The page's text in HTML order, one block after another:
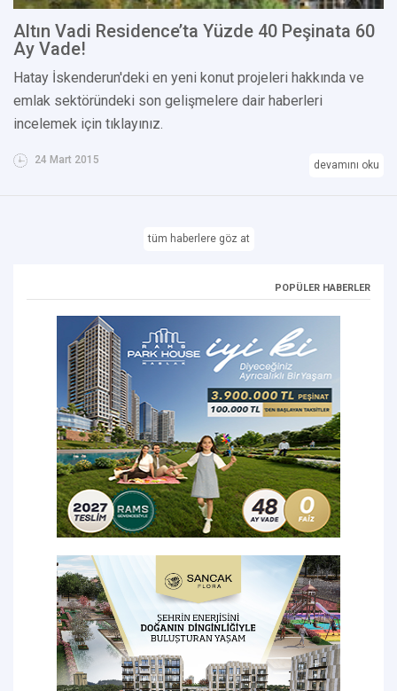
Altın Vadi Residence’ta Yüzde 40 Peşinata 60
Ay Vade!
Hatay İskenderun'deki en yeni konut projeleri hakkında ve
emlak sektöründeki son gelişmelere dair haberleri
incelemek için tıklayınız.
24 Mart 2015 devamını oku
tüm haberlere göz at
POPÜLER HABERLER